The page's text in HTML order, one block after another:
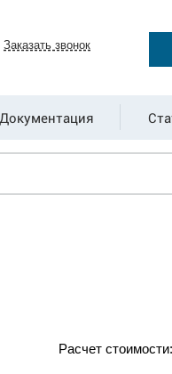
Заказать звонок
Документация
Расчет стоимости: